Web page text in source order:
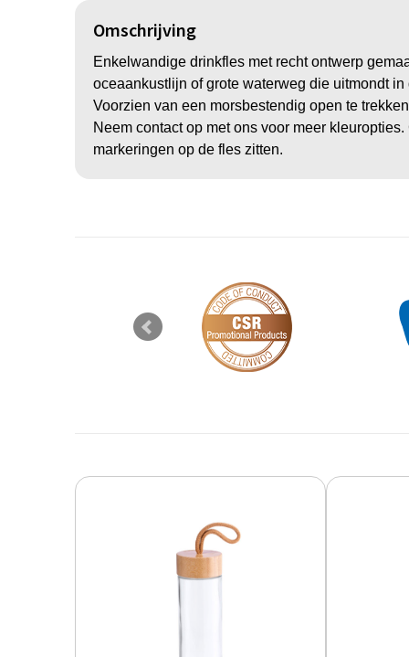
Omschrijving
Enkelwandige drinkfles met recht ontwerp
oceaankustlijn of grote waterweg die uitmondt
Voorzien van een morsbestendig open te
Neem contact op met ons voor meer
markeringen op de fles zitten.